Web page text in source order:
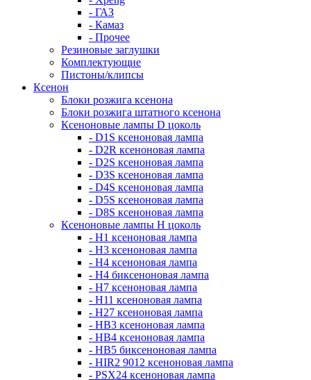
- ГАЗ
- Камаз
- Прочее
Резиновые заглушки
Комплектующие
Пистоны/клипсы
Ксенон
Блоки розжига ксенона
Блоки розжига штатного ксенона
Ксеноновые лампы D цоколь
- D1S ксеноновая лампа
- D2R ксеноновая лампа
- D2S ксеноновая лампа
- D3S ксеноновая лампа
- D4S ксеноновая лампа
- D5S ксеноновая лампа
- D8S ксеноновая лампа
Ксеноновые лампы Н цоколь
- H1 ксеноновая лампа
- H3 ксеноновая лампа
- H4 ксеноновая лампа
- H4 биксеноновая лампа
- H7 ксеноновая лампа
- H11 ксеноновая лампа
- H27 ксеноновая лампа
- HB3 ксеноновая лампа
- HB4 ксеноновая лампа
- HB5 биксеноновая лампа
- HIR2 9012 ксеноновая лампа
- PSX24 ксеноновая лампа